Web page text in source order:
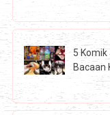
5
Bacaan